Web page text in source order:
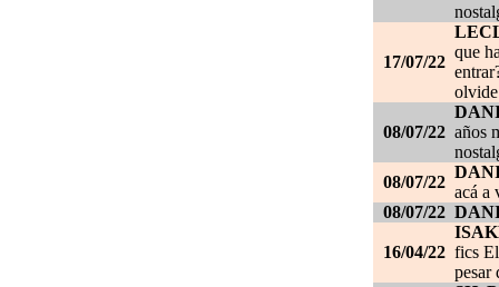
17/07/22
que
08/07/22 años
08/07/22
acá a
08/07/22
16/04/22 fics
pesar